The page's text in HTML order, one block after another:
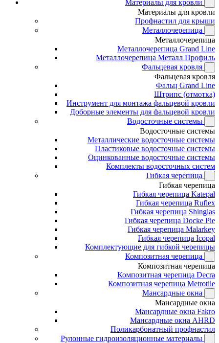
Материалы для кровли
Материалы для кровли
Профнастил для крыши
Металлочерепица
Металлочерепица
Металлочерепица Grand Line
Металлочерепица Металл Профиль
Фальцевая кровля
Фальцевая кровля
Фальц Grand Line
Штрипс (отмотка)
Инструмент для монтажа фальцевой кровли
Доборные элементы для фальцевой кровли
Водосточные системы
Водосточные системы
Металлические водосточные системы
Пластиковые водосточные системы
Оцинкованные водосточные системы
Комплекты водосточных систем
Гибкая черепица
Гибкая черепица
Гибкая черепица Katepal
Гибкая черепица Ruflex
Гибкая черепица Shinglas
Гибкая черепица Docke Pie
Гибкая черепица Malarkey
Гибкая черепица Icopal
Комплектующие для гибкой черепицы
Композитная черепица
Композитная черепица
Композитная черепица Decra
Композитная черепица Metrotile
Мансардные окна
Мансардные окна
Мансардные окна Fakro
Мансардные окна AHRD
Поликарбонатный профнастил
Рулонные гидроизоляционные материалы